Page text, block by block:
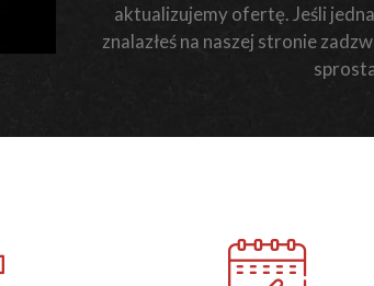
aktualizujemy ofertę. Jeśli
znalazłeś na naszej stronie